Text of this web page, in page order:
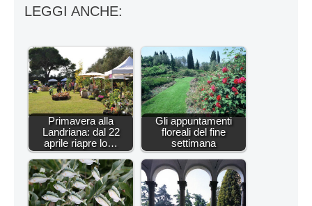
LEGGI ANCHE:
Primavera alla
Landriana: dal 22
aprile riapre lo…
Gli appuntamenti
floreali del fine
settimana